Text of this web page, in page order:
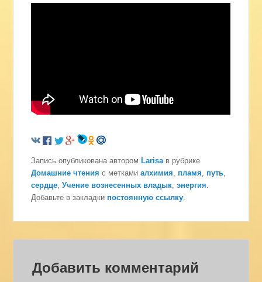
Запись опубликована автором Larisa в рубрике
Домашние чтения с меткамиалхимия пламя путь
сердце ,Учение вознесенных владык ,энергия
Добавьте в закладки постоянную ссылку
Добавить комментарий